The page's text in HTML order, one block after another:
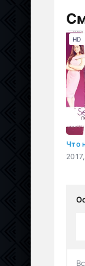
HD